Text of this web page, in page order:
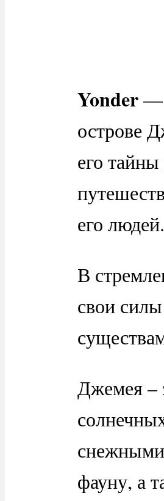
Yonder—
острове
его
его людей.
В
свои
Джемея –
фауну, а